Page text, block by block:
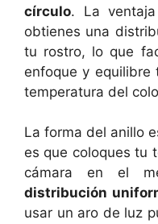
círculo. La
obtienes una
tu rostro, lo que
enfoque y equilibre
temperatura del
La forma del anillo
es que coloques tu
cámara en el
distribución
usar un aro de luz